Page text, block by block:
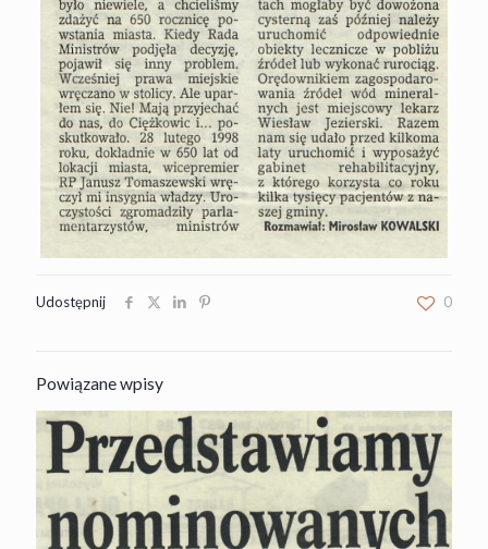
Udostępnij 0
Powiązane wpisy